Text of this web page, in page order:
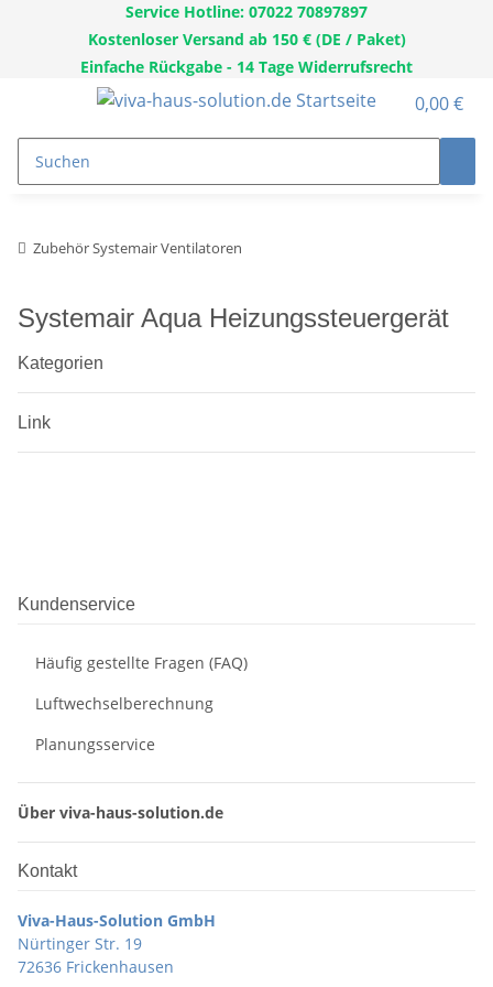
Service Hotline: 07022 70897897
Kostenloser Versand ab 150 € (DE / Paket)
Einfache Rückgabe - 14 Tage Widerrufsrecht
0,00 €
Zubehör Systemair Ventilatoren
Systemair Aqua Heizungssteuergerät
Kategorien
Link
Kundenservice
Häufig gestellte Fragen (FAQ)
Luftwechselberechnung
Planungsservice
Über viva-haus-solution.de
Kontakt
Viva-Haus-Solution GmbH
Nürtinger Str. 19
72636 Frickenhausen